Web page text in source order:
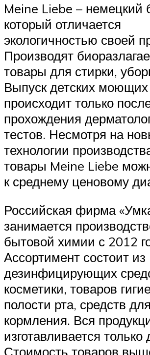
Meine Liebe – немецкий
который отличается
экологичностью своей
Производят
товары для стирки,
Выпуск детских моющих
происходит только
прохождения
тестов. Несмотря на
технологии
товары Meine Liebe
к среднему ценовому
Российская фирма
занимается
бытовой химии с 2012
Ассортимент состоит из
дезинфицирующих
косметики, товаров
полости рта, средств для
кормления. Вся
изготавливается только
Стоимость товаров